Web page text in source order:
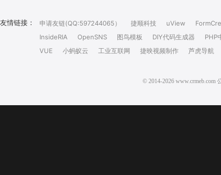
友情链接： 申请友链(QQ:597244065） 捷顺科技 uView
InsideRIA
OpenSNS 图鸟模板 DIY代码生成器
PHP
VUE
小蚂蚁云 工业互联网 捷映视频制作 芦虎导航
© 2014-2026